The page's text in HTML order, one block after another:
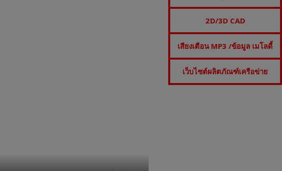
2D/3D CAD
เสียงเตือน MP3 /ข้อมูล เมโลดี้
เว็บไซต์ผลิตภัณฑ์เครือข่าย